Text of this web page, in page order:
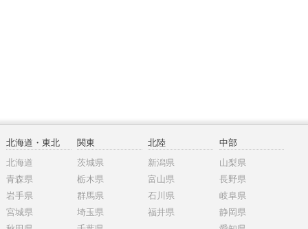
北海道・東北
北海道
青森県
岩手県
宮城県
関東
茨城県
栃木県
群馬県
埼玉県
北陸
新潟県
富山県
石川県
福井県
中部
山梨県
長野県
岐阜県
静岡県